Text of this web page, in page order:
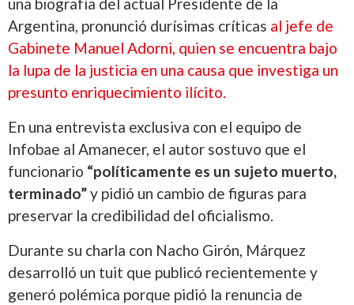
una biografía del actual Presidente de la
Argentina, pronunció durísimas críticas al jefe de
Gabinete Manuel Adorni, quien se encuentra bajo
la lupa de la justicia en una causa que investiga un
presunto enriquecimiento ilícito.
En una entrevista exclusiva con el equipo de
Infobae al Amanecer, el autor sostuvo que el
funcionario “políticamente es un sujeto muerto,
terminado”y pidió un cambio de figuras para
preservar la credibilidad del oficialismo.
Durante su charla con Nacho Girón, Márquez
desarrolló un tuit que publicó recientemente y
generó polémica porque pidió la renuncia de